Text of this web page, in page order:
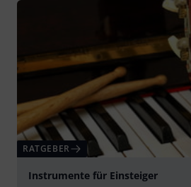
RATGEBER
Instrumente für Einsteiger